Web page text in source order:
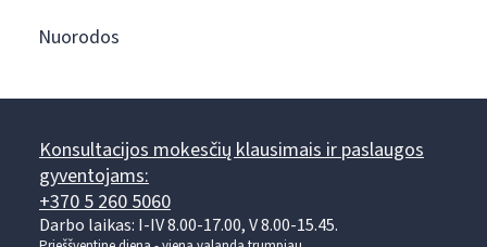
Nuorodos
Konsultacijos mokesčių klausimais ir paslaugos
gyventojams:
+370 5 260 5060
Darbo laikas: I-IV 8.00-17.00, V 8.00-15.45.